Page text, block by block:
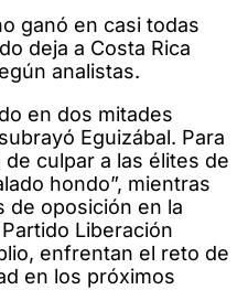
ganó en casi todas
deja a Costa Rica
analistas.
en dos mitades
Eguizábal. Para
culpar a las élites de
hondo”, mientras
de oposición en la
Liberación
enfrentan el reto de
en los próximos